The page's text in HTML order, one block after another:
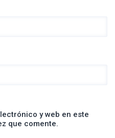
y web en este
que comente.